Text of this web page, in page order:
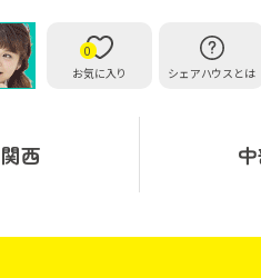
お気に入り
0
シェアハウスとは
関西